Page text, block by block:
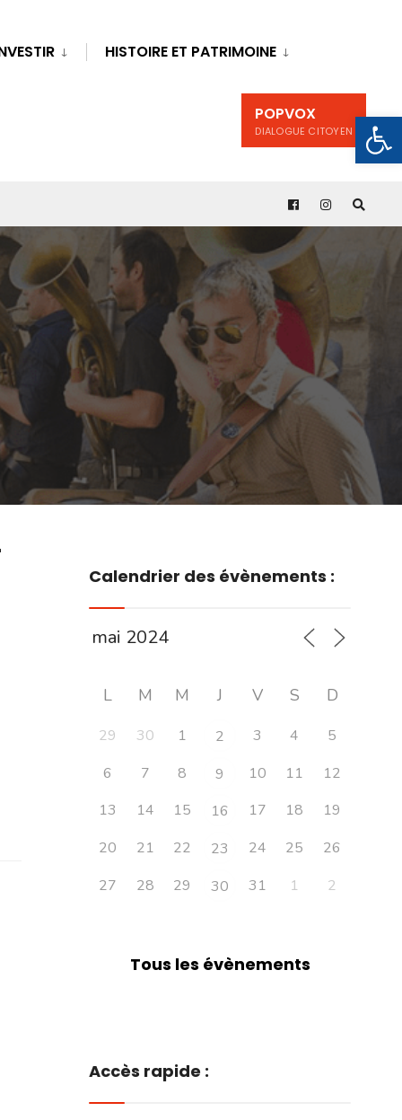
HISTOIRE ET PATRIMOINE
POPVOX
DIALOGUE CITOYEN
Calendrier des évènements :
L M M J V S D
29 30 1 2 3 4
5
6
7 8 9 10 11
12
13
14 15 16 17 18
19
20
21 22 23 24 25
26
27
28 29 30 31 1 2
Tous les évènements
Accès rapide :